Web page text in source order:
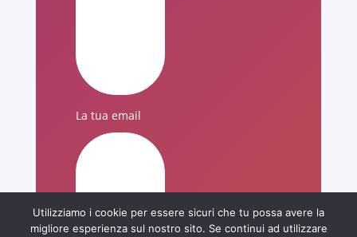
La tua email
Utilizziamo i cookie per essere sicuri che tu possa avere la
migliore esperienza sul nostro sito. Se continui ad utilizzare